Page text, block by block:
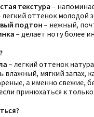
текстура –
легкий оттенок молодой
подтон – нежный,
– делает ноту более
– легкий оттенок
влажный, мягкий запах,
а именно свежие,
принюхаться к